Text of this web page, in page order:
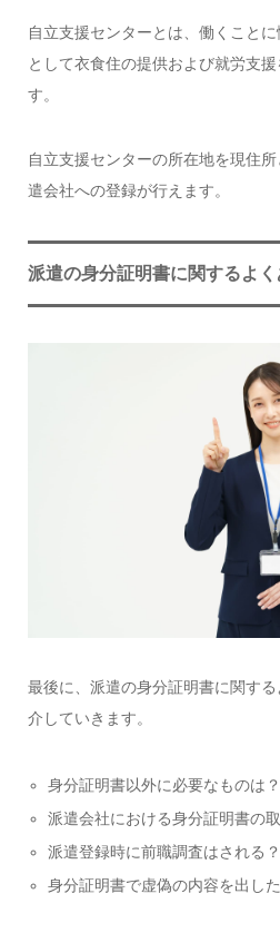
自立支援センターとは、働くこと
として衣食住の提供および就労支
す。
自立支援センターの所在地を現住
遣会社への登録が行えます。
派遣の身分証明書に関するよく
最後に、派遣の身分証明書に関す
介していきます。
身分証明書以外に必要なものは？
派遣会社における身分証明書の
派遣登録時に前職調査はされる？
身分証明書で虚偽の内容を出し